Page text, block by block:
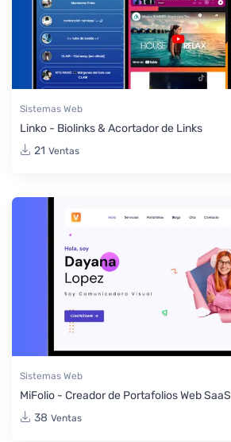
Sistemas Web
Linko - Biolinks & Acortador de Links
21 Ventas
Sistemas Web
MiFolio - Creador de Portafolios Web SaaS
38 Ventas